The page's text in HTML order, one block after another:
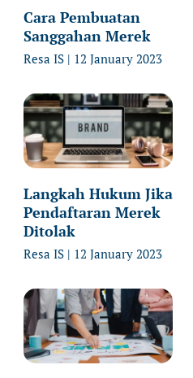
Cara Pembuatan
Sanggahan Merek
Resa IS 12 January 2023
Langkah Hukum Jika
Pendaftaran Merek
Ditolak
Resa IS 12 January 2023